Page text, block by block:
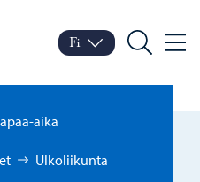
Porvoo – Siirry
Vaihda kieltä
Nykyinen kieli: Suomi
Fi
Hae
aika
Ulkoliikunta